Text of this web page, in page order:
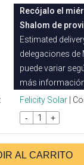
Recójalo el
Shalom de
Estimated
delegaciones de
puede variar
más
Felicity Solar |
- +
AL CARRITO